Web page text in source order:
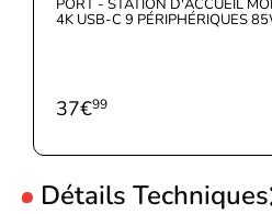
Fréquences :144Hz
Détails Techniques
PORT - STATION D'ACCUEIL
4K USB-C 9 PÉRIPHÉRIQUES
37€99